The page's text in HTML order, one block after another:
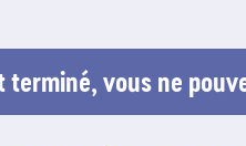
terminé, vous ne